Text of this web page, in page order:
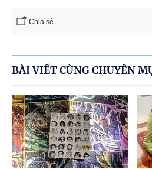
Chia sẻ
BÀI VIẾT CÙNG CHUYÊN